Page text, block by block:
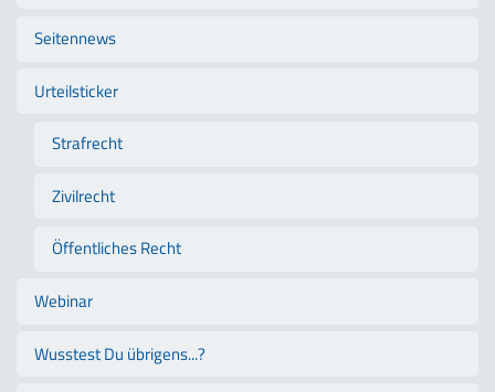
Seitennews
Urteilsticker
Strafrecht
Zivilrecht
Öffentliches Recht
Webinar
Wusstest Du übrigens...?